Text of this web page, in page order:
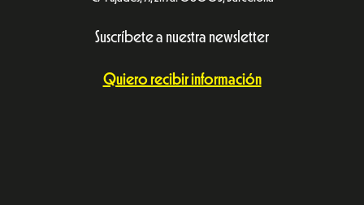
Suscríbete a nuestra newsletter
Quiero recibir información